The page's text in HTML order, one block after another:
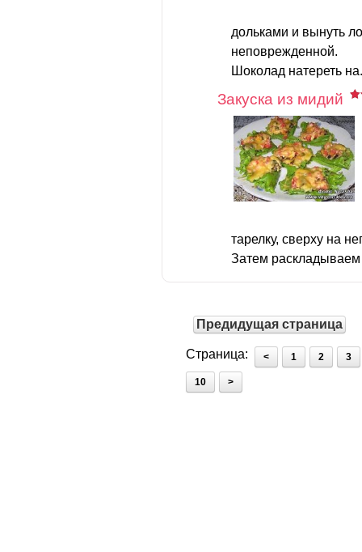
дольками и вынуть
неповрежденной.
Шоколад натереть
Закуска из мидий
тарелку, сверху на
Затем
Предидущая страница
Страница: < 1 2 3
10 >